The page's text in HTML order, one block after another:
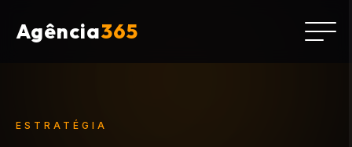
Agência365
ESTRATÉGIA